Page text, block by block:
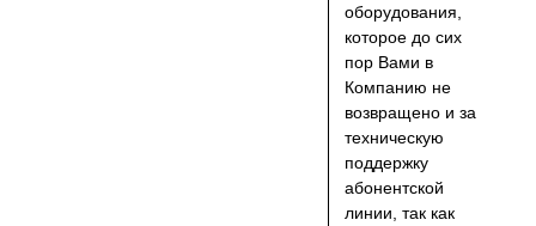
оборудования,
которое до сих
пор Вами в
Компанию не
возвращено и за
техническую
поддержку
абонентской
линии, так как